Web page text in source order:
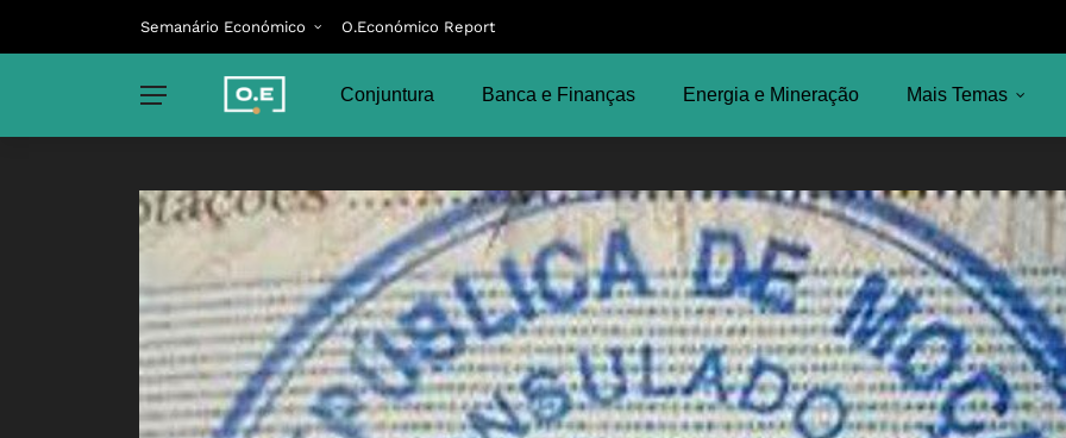
Semanário Económico O.Económico Report
Conjuntura Banca e Finanças Energia e Mineração Mais Temas